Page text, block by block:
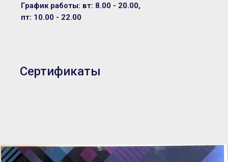
График работы: вт: 8.00 - 20.00,
пт: 10.00 - 22.00
Сертификаты